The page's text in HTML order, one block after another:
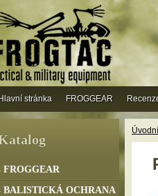
FROGGEAR
BALISTICKÁ OCHRANA
Hlavní stránka FROGGEAR